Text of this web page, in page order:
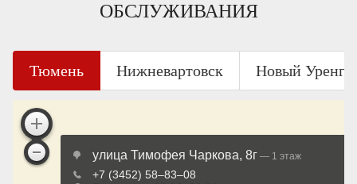
ОБСЛУЖИВАНИЯ
Тюмень Нижневартовск Новый